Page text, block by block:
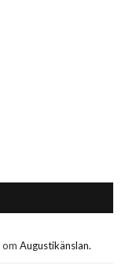
om Augustikänslan.